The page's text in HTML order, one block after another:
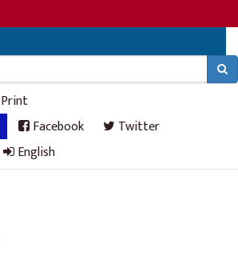
Print
Facebook
Twitter
English